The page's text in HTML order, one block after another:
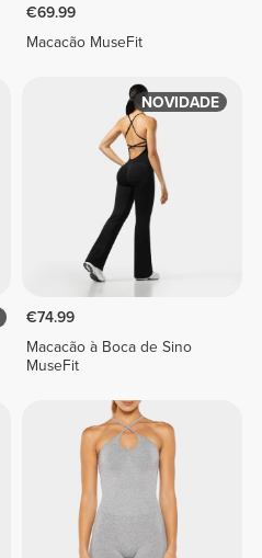
€69.99
Macacão MuseFit
NOVIDADE
€74.99
Macacão à Boca de Sino
MuseFit